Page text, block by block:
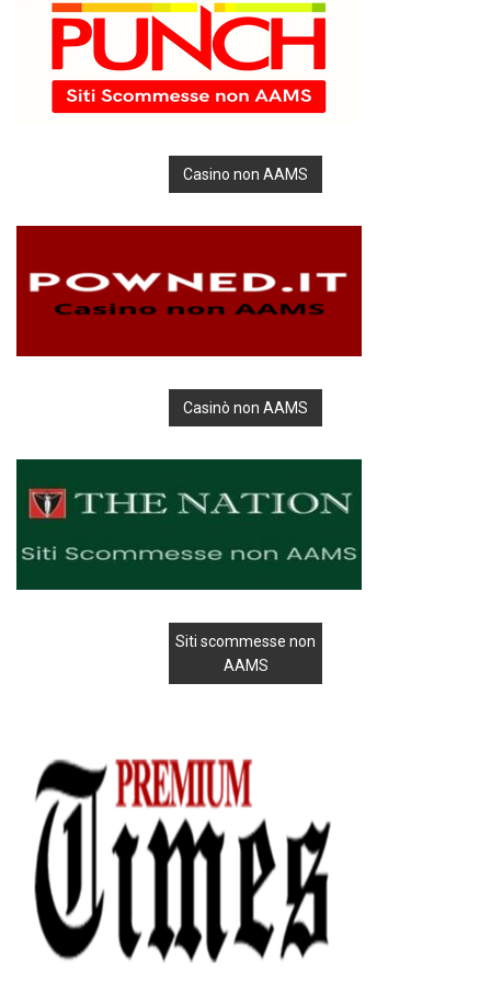
Casino non AAMS
Casinò non AAMS
Siti scommesse non
AAMS